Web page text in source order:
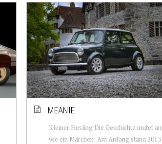
MEANIE
Kleiner Fiesling Die Geschichte mutet an
wie ein Märchen: Am Anfang stand 2013